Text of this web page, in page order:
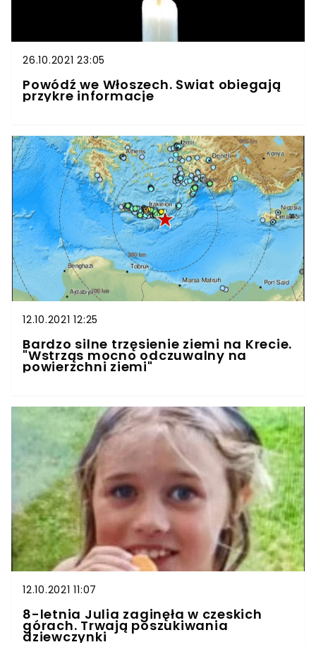
26.10.2021 23:05
Powódź we Włoszech. Świat obiegają
przykre informacje
12.10.2021 12:25
Bardzo silne trzęsienie ziemi na Krecie.
"Wstrząs mocno odczuwalny na
powierzchni ziemi"
12.10.2021 11:07
8-letnia Julia zaginęła w czeskich
górach. Trwają poszukiwania
dziewczynki